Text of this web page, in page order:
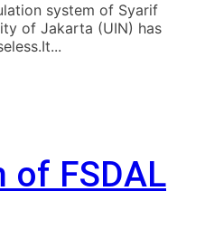
system of Syarif
of Jakarta (UIN) has
of FSDAL